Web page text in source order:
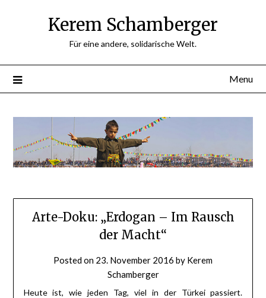
Kerem Schamberger
Für eine andere, solidarische Welt.
Menu
Arte-Doku: „Erdogan – Im Rausch
der Macht“
Posted on 23. November 2016 by Kerem
Schamberger
Heute ist, wie jeden Tag, viel in der Türkei passiert.